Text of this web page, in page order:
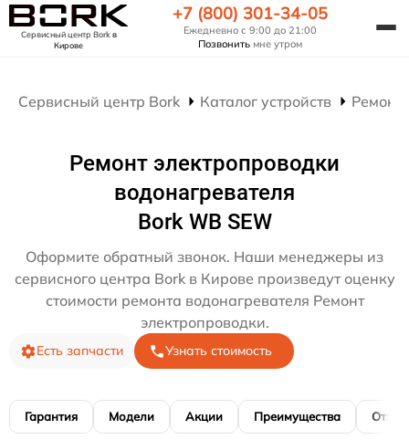
Сервисный центр Borkв
Кирове
+7 (800) 301-34-05
Ежедневно с 9:00 до 21:00
Позвонить мне утром
Сервисный центр Bork Каталог устройств Ремонт
Ремонт электропроводки
водонагревателя
Bork WB SEW
Оформите обратный звонок. Наши менеджеры из
сервисного центра Bork в Кирове произведут оценку
стоимости ремонта водонагревателя Ремонт
электропроводки.
Есть запчасти Узнать стоимость
Гарантия Модели Акции Преимущества